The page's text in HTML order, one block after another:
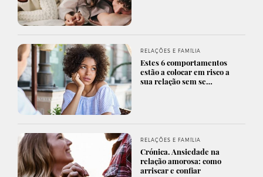
RELAÇÕES E FAMÍLIA
Estes 6 comportamentos
estão a colocar em risco a
sua relação sem se…
RELAÇÕES E FAMÍLIA
Crónica. Ansiedade na
relação amorosa: como
arriscar e confiar